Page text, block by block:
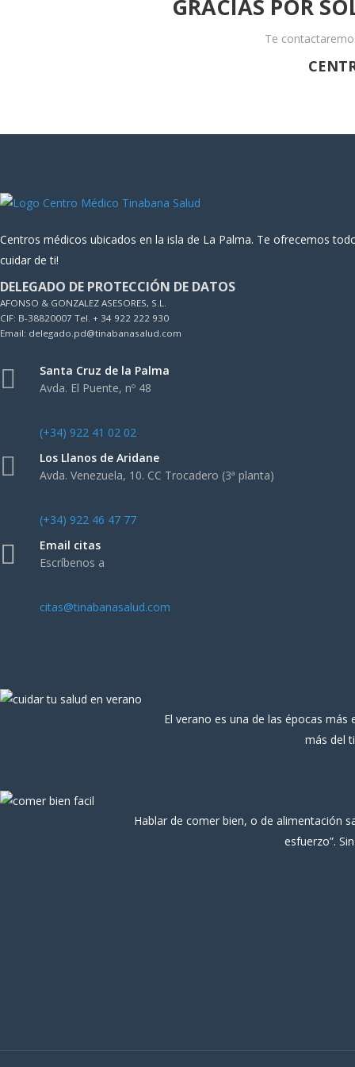
GRACIAS POR
Te
Centros médicos ubicados en la isla de La Palma. Te ofrecemos
cuidar de ti!
DELEGADO DE PROTECCIÓN DE DATOS
AFONSO & GONZALEZ ASESORES, S.L.
CIF: B-38820007 Tel. + 34 922 222 930
Email: delegado.pd@tinabanasalud.com
Santa Cruz de la Palma
Avda. El Puente, nº 48
(+34) 922 41 02 02
Los Llanos de Aridane
Avda. Venezuela, 10. CC Trocadero (3ª planta)
(+34) 922 46 47 77
Email citas
Escríbenos a
citas@tinabanasalud.com
El verano es una de las épocas
más del
Hablar de comer bien, o de alimentación
esfuerzo”.